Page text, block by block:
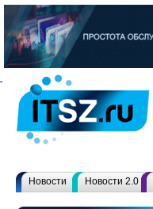
Новости Новости 2.0